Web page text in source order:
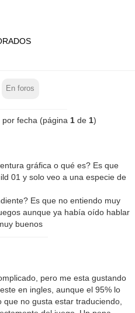
En foros
fecha (página 1de 1)
gráfica o qué es? Es que
01 y solo veo a una especie de
Es que no entiendo muy
aunque ya había oído hablar
buenos
pero me esta gustando
en ingles, aunque el 95% lo
no gusta estar traduciendo,